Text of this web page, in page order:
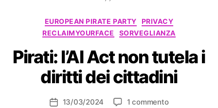
Categorie
EUROPEAN PIRATE PARTY
PRIVACY
RECLAIMYOURFACE
SORVEGLIANZA
Pirati: l’AI Act non tutela i
diritti dei cittadini
Data13/03/2024 1 commentosu